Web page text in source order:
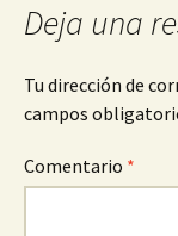
Deja una
Tu dirección de
campos
Comentario *